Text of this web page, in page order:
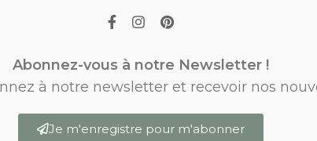
Abonnez-vous à notre Newsletter !
à notre newsletter et recevoir nos
Je m'enregistre pour m'abonner